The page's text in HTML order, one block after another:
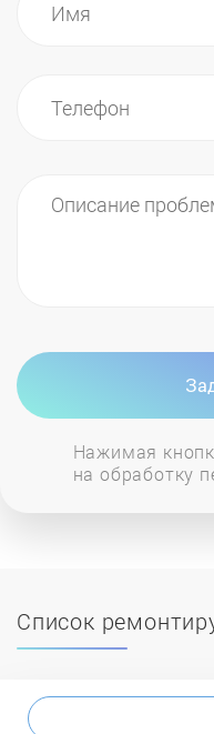
замерзанию
случаях:
поломка системы
Нажимая
на обработку
Список